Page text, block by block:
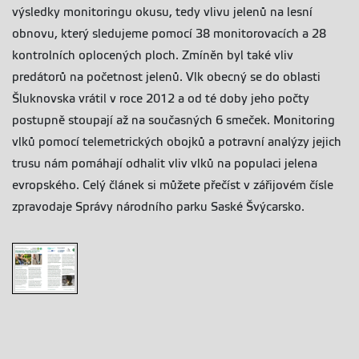
výsledky monitoringu okusu, tedy vlivu jelenů na lesní
obnovu, který sledujeme pomocí 38 monitorovacích a 28
kontrolních oplocených ploch. Zmíněn byl také vliv
predátorů na početnost jelenů. Vlk obecný se do oblasti
Šluknovska vrátil v roce 2012 a od té doby jeho počty
postupně stoupají až na současných 6 smeček. Monitoring
vlků pomocí telemetrických obojků a potravní analýzy jejich
trusu nám pomáhají odhalit vliv vlků na populaci jelena
evropského. Celý článek si můžete přečíst v zářijovém čísle
zpravodaje Správy národního parku Saské Švýcarsko.